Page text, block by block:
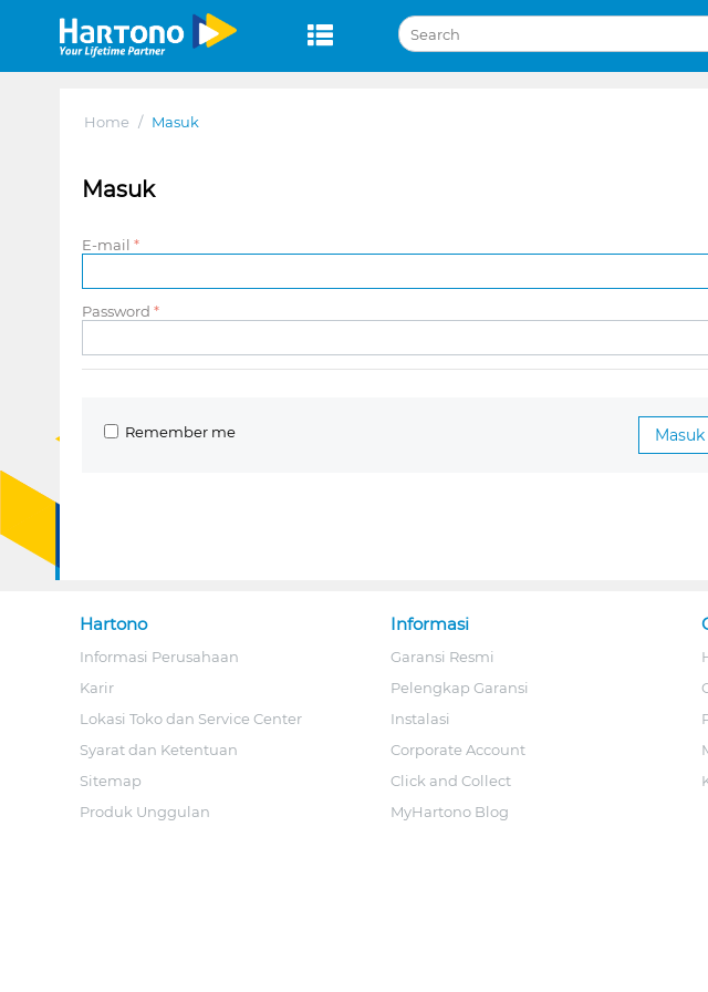
Home / Masuk
Masuk
E-mail
Password
Masuk
Remember me
Hartono
Informasi Perusahaan
Karir
Lokasi Toko dan Service Center
Syarat dan Ketentuan
Sitemap
Produk Unggulan
Informasi
Garansi Resmi
Pelengkap Garansi
Instalasi
Corporate Account
Click and Collect
MyHartono Blog